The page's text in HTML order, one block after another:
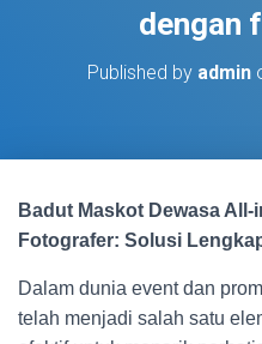
dengan
Published by admin
Badut Maskot Dewasa
Fotografer: Solusi
Dalam dunia event dan
telah menjadi salah satu